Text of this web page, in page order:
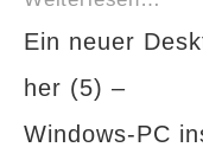
Ein neuer
her (5) –
Windows-PC